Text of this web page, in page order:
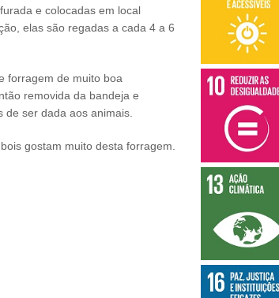
e colocadas em local
elas são regadas a cada 4 a 6
forragem de muito boa
removida da bandeja e
ser dada aos animais.
gostam muito desta forragem.